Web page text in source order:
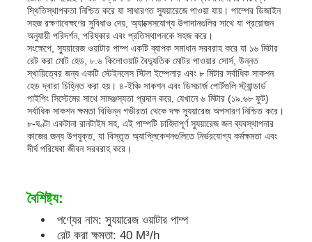
কারখানা ভ্রমণ
মান নিয়ন্ত্রণ
আমাদের সাথে যোগাযোগ করুন
সব ক্ষেত্রেই
স্থিতিস্থাপকতা নিশ্চিত করে যা সাধারণত স্যুয়ারেজে পাওয়া যায়। পাম্পের ডিজাইন
সহজ রক্ষণাবেক্ষণের সুবিধাও দেয়, অ্যাক্সেসযোগ্য উপাদানগুলির সাথে যা প্রয়োজন
অনুযায়ী পরিদর্শন, পরিষ্কার এবং প্রতিস্থাপনকে সহজ করে।
সংক্ষেপে, স্যুয়ারেজ ওয়াটার পাম্প একটি ব্যাপক সমাধান সরবরাহ করে যা ১৬ মিটার
রেট করা মোট হেড, ৮.৬ কিলোওয়াট বৈদ্যুতিক মোটর পাওয়ার সোর্স, উন্নত
স্থায়িত্বের জন্য একটি স্টেইনলেস স্টিল ইম্পেলার এবং ৮ মিটার সর্বাধিক সাকশন
হেড দ্বারা চিহ্নিত করা হয়। ৪-ইঞ্চি সাকশন এবং ডিসচার্জ পোর্টগুলি স্ট্যান্ডার্ড
পাইপিং সিস্টেমের সাথে সামঞ্জস্যতা প্রদান করে, যেখানে ৬ মিটার (১৯.৬৮ ফুট)
সর্বাধিক সাকশন ক্ষমতা বিভিন্ন গভীরতা থেকে দক্ষ স্যুয়ারেজ অপসারণ নিশ্চিত করে।
৮-ঘণ্টা একটানা রানটাইম সহ, এই পাম্পটি চাহিদাপূর্ণ স্যুয়ারেজ জল ব্যবস্থাপনার
কাজের জন্য উপযুক্ত, যা বিস্তৃত অ্যাপ্লিকেশনগুলিতে নির্ভরযোগ্য কর্মক্ষমতা এবং
দীর্ঘ পরিষেবা জীবন সরবরাহ করে।
বৈশিষ্ট্য:
পণ্যের নাম: স্যুয়ারেজ ওয়াটার পাম্প
রেট করা ক্ষমতা: 40 M³/h